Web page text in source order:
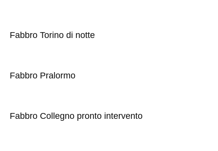
Fabbro Torino di notte
Fabbro Pralormo
Fabbro Collegno pronto intervento